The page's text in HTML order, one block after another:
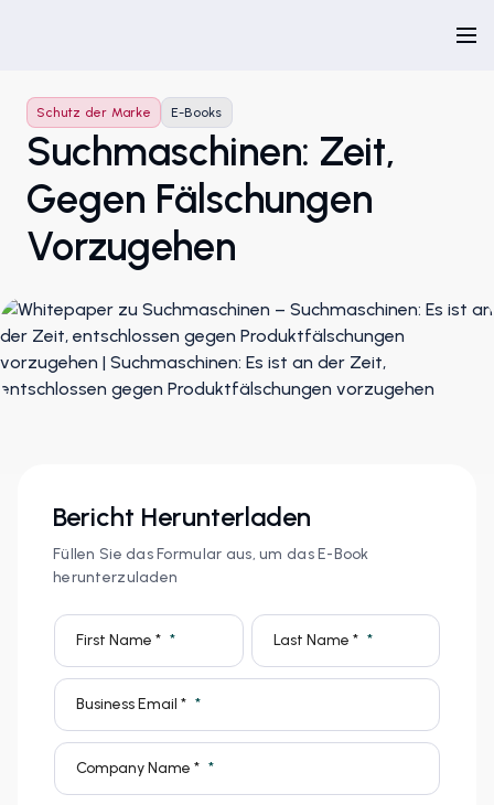
Schutz der Marke E-Books
Suchmaschinen: Zeit,
Gegen Fälschungen
Vorzugehen
Bericht Herunterladen
Füllen Sie das Formular aus, um das E-Book
herunterzuladen